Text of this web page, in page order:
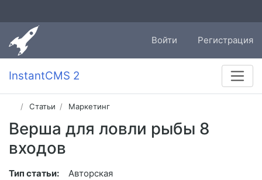
Войти Регистрация
InstantCMS 2
Статьи Маркетинг
Верша для ловли рыбы 8
входов
Тип статьи: Авторская